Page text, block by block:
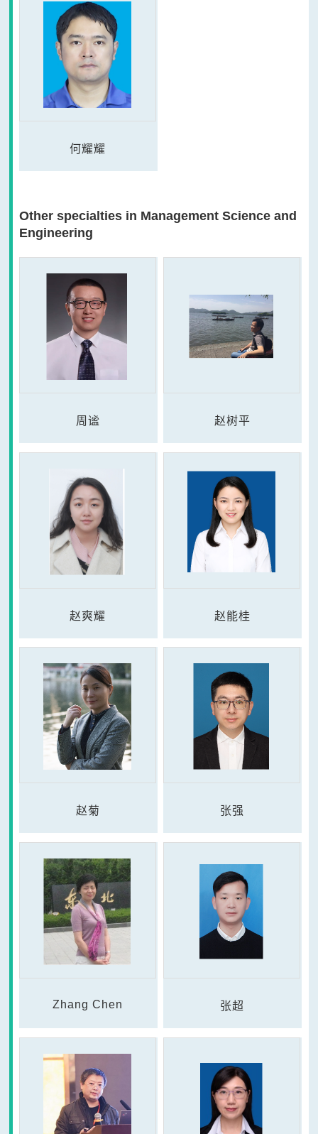
何耀耀
Other specialties in Management Science and
Engineering
周谧 赵树平
赵爽耀 赵能桂
赵菊 张强
Zhang Chen 张超